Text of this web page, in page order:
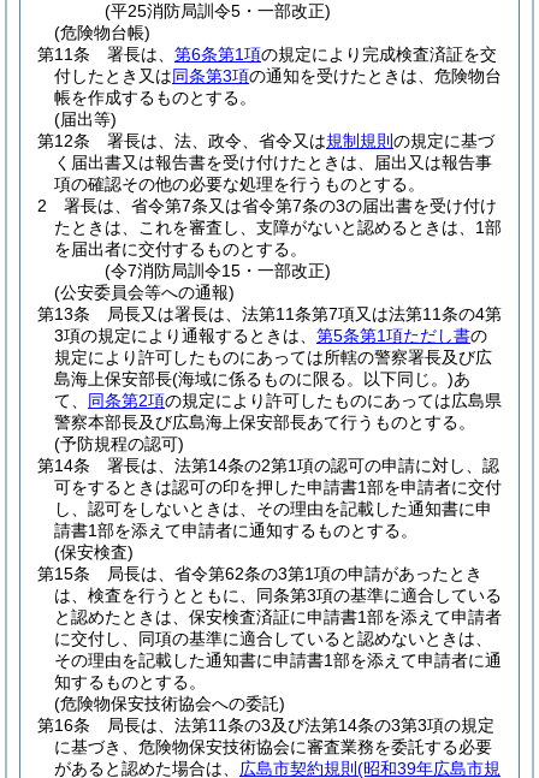
(平25消防局訓令5・一部改正)
(危険物台帳)
第11条
署長は、 第6条第1項の規定により完成検査済証を交
付したとき又は同条第3項の通知を受けたときは、危険物台
帳を作成するものとする。
(届出等)
第12条
署長は、法、政令、省令又は規制規則 の規定に基づ
く届出書又は報告書を受け付けたときは、届出又は報告事
項の確認その他の必要な処理を行うものとする。
2
署長は、省令第7条又は省令第7条の3の届出書を受け付け
たときは、これを審査し、支障がないと認めるときは、1部
を届出者に交付するものとする。
(令7消防局訓令15・一部改正)
(公安委員会等への通報)
第13条
局長又は署長は、法第11条第7項又は法第11条の4第
3項の規定により通報するときは、 第5条第1項ただし書の
規定により許可したものにあっては所轄の警察署長及び広
島海上保安部長(海域に係るものに限る。以下同じ。)あ
て、 同条第2項の規定により許可したものにあっては広島県
警察本部長及び広島海上保安部長あて行うものとする。
(予防規程の認可)
第14条
署長は、法第14条の2第1項の認可の申請に対し、認
可をするときは認可の印を押した申請書1部を申請者に交付
し、認可をしないときは、その理由を記載した通知書に申
請書1部を添えて申請者に通知するものとする。
(保安検査)
第15条
局長は、省令第62条の3第1項の申請があったとき
は、検査を行うとともに、同条第3項の基準に適合している
と認めたときは、保安検査済証に申請書1部を添えて申請者
に交付し、同項の基準に適合していると認めないときは、
その理由を記載した通知書に申請書1部を添えて申請者に通
知するものとする。
(危険物保安技術協会への委託)
第16条
局長は、法第11条の3及び法第14条の3第3項の規定
に基づき、危険物保安技術協会に審査業務を委託する必要
があると認めた場合は、 広島市契約規則 (昭和39年広島市規